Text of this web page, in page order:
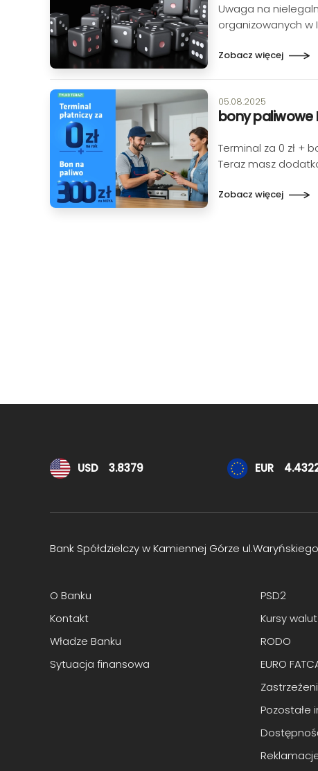
Uwaga na
organizowanych
Zobacz więcej
Data publikacji:
05.08.2025
bony paliwowe
Terminal za 0 zł +
Teraz masz
Zobacz więcej
Kursy walut
USD 3.8379 EUR
Bank Spółdzielczy w Kamiennej Górze
O Banku
Kontakt
Władze Banku
Sytuacja finansowa
PSD2
Kursy walut
RODO
EURO
Pozostałe